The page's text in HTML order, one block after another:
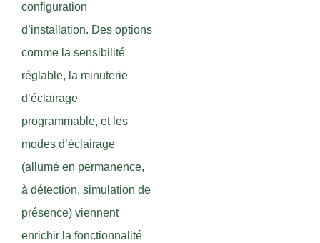
configuration
d’installation. Des options
comme la sensibilité
réglable, la minuterie
d’éclairage
programmable, et les
modes d’éclairage
(allumé en permanence,
à détection, simulation de
présence) viennent
enrichir la fonctionnalité